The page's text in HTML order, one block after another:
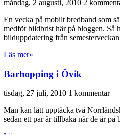
måndag, 2 augusti, 2010 2
En vecka på mobilt bredband som
medför bildbrist här på bloggen. Så
bilduppdatering från
Läs mer»
Barhopping i Övik
tisdag, 27 juli, 2010 1 kommentar
Man kan lätt upptäcka två
sedan ett par år tillbaka när de är på